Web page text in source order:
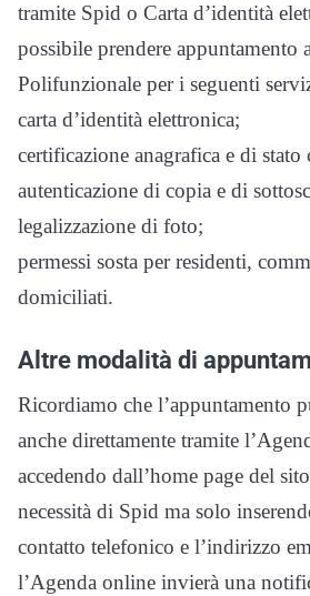
tramite Spid o Carta d’identità
possibile prendere appuntamento
Polifunzionale per i seguenti
carta d’identità elettronica;
certificazione anagrafica e di stato
autenticazione di copia e di
legalizzazione di foto;
permessi sosta per residenti,
domiciliati.
Altre modalità di
Ricordiamo che l’appuntamento
anche direttamente tramite
accedendo dall’home page del
necessità di Spid ma solo
contatto telefonico e l’indirizzo
l’Agenda online invierà una